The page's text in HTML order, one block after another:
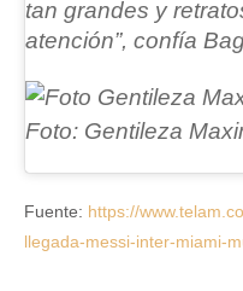
tan grandes y
atención”, confía
Foto: Gentileza
Fuente: https://
llegada-messi-inter-miami-